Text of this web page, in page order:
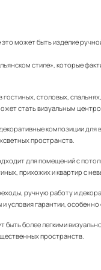
может быть изделие
стиле», которые
столовых,
стать визуальным
композиции для
пространств.
для помещений с
прихожих и квартир с
ручную работу и
условия гарантии,
быть более легкими
пространств.